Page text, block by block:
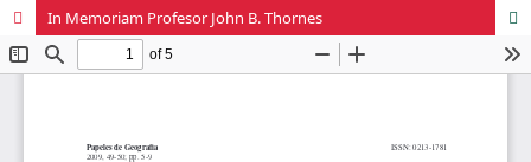
In Memoriam Profesor John B. Thornes